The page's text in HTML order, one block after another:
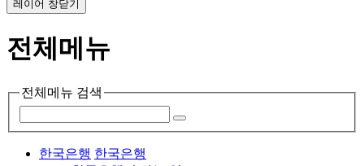
레이어 창닫기
전체메뉴
전체메뉴 검색
한국은행 한국은행